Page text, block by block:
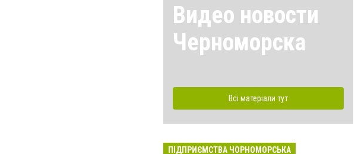
Видео новости
Черноморска
Всі матеріали тут
ПІДПРИЄМСТВА ЧОРНОМОРСЬКА